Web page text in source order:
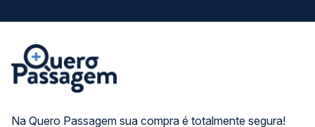
Na Quero Passagem sua compra é totalmente segura!